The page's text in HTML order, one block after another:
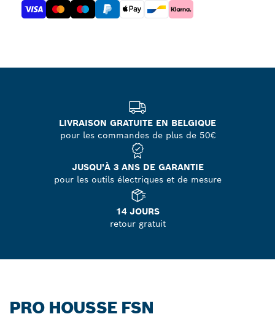
LIVRAISON GRATUITE EN BELGIQUE
pour les commandes de plus de 50€
JUSQU'À 3 ANS DE GARANTIE
pour les outils électriques et de mesure
14 JOURS
retour gratuit
PRO HOUSSE FSN